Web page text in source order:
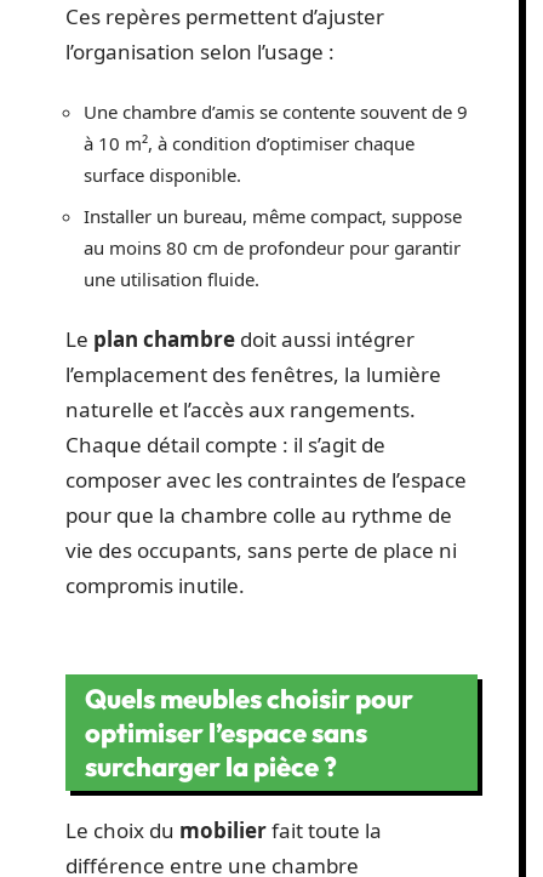
Ces repères permettent d’ajuster
l’organisation selon l’usage :
Une chambre d’amis se contente souvent de 9
à 10 m², à condition d’optimiser chaque
surface disponible.
Installer un bureau, même compact, suppose
au moins 80 cm de profondeur pour garantir
une utilisation fluide.
Le plan chambre doit aussi intégrer
l’emplacement des fenêtres, la lumière
naturelle et l’accès aux rangements.
Chaque détail compte : il s’agit de
composer avec les contraintes de l’espace
pour que la chambre colle au rythme de
vie des occupants, sans perte de place ni
compromis inutile.
Quels meubles choisir pour
optimiser l’espace sans
surcharger la pièce ?
Le choix du mobilierfait toute la
différence entre une chambre